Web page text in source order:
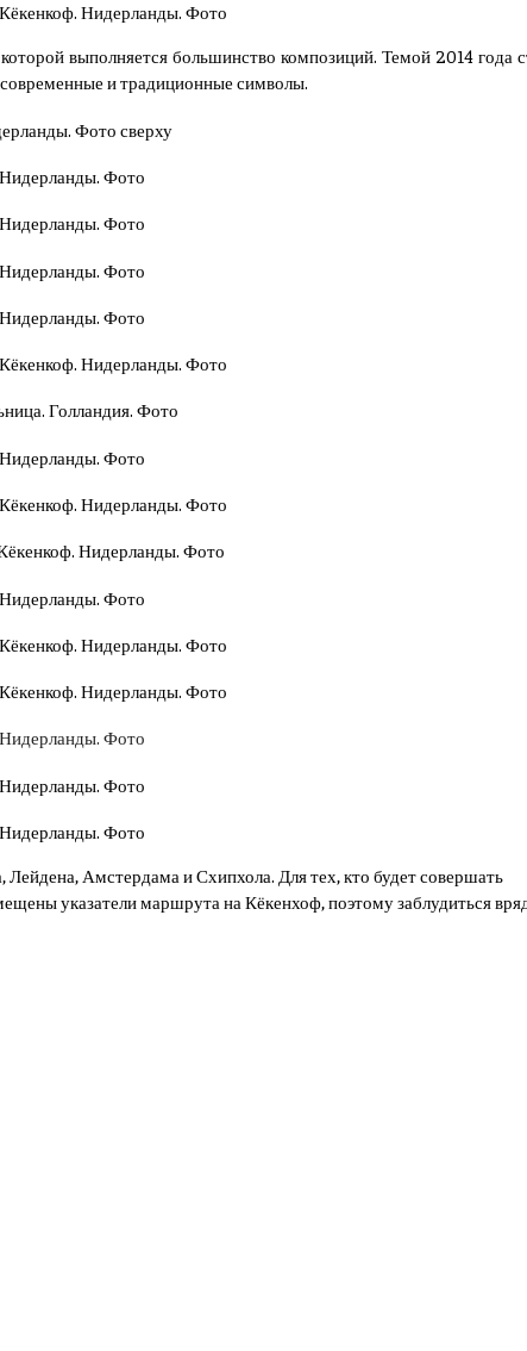
выполняется большинство композиций. Темой 2014 года
и традиционные символы.
Лейдена, Амстердама и Схипхола. Для тех, кто будет совершать
указатели маршрута на Кёкенхоф, поэтому заблудиться